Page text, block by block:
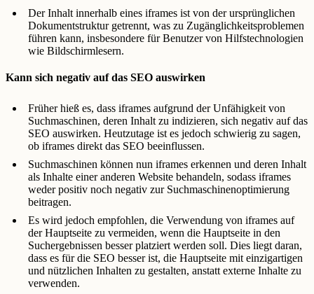
Der Inhalt innerhalb eines iframes ist von der ursprünglichen
Dokumentstruktur getrennt, was zu Zugänglichkeitsproblemen
führen kann, insbesondere für Benutzer von Hilfstechnologien
wie Bildschirmlesern.
Kann sich negativ auf das SEO auswirken
Früher hieß es, dass iframes aufgrund der Unfähigkeit von
Suchmaschinen, deren Inhalt zu indizieren, sich negativ auf das
SEO auswirken. Heutzutage ist es jedoch schwierig zu sagen,
ob iframes direkt das SEO beeinflussen.
Suchmaschinen können nun iframes erkennen und deren Inhalt
als Inhalte einer anderen Website behandeln, sodass iframes
weder positiv noch negativ zur Suchmaschinenoptimierung
beitragen.
Es wird jedoch empfohlen, die Verwendung von iframes auf
der Hauptseite zu vermeiden, wenn die Hauptseite in den
Suchergebnissen besser platziert werden soll. Dies liegt daran,
dass es für die SEO besser ist, die Hauptseite mit einzigartigen
und nützlichen Inhalten zu gestalten, anstatt externe Inhalte zu
verwenden.